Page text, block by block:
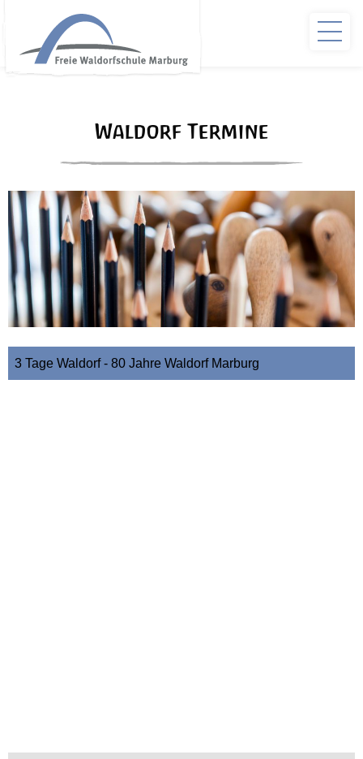
Waldorf Termine
3 Tage Waldorf - 80 Jahre Waldorf Marburg